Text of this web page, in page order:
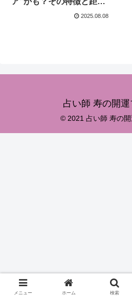
2025.08.08
占い師 寿の開
© 2021 占い師 寿の
メニュー ホーム 検索